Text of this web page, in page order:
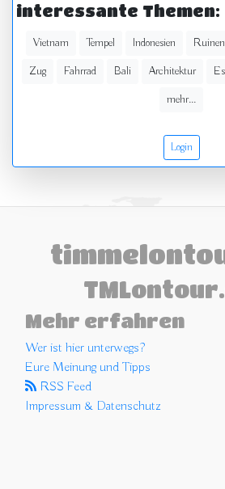
interessante Themen:
Vietnam Tempel Indonesien Ruinen
Zug
Fahrrad Bali Architektur
mehr...
Login
Mehr erfahren
Wer ist hier unterwegs?
Eure Meinung und Tipps
RSS Feed
Impressum & Datenschutz